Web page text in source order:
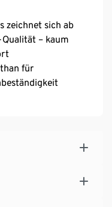
zeichnet sich ab
– kaum
für